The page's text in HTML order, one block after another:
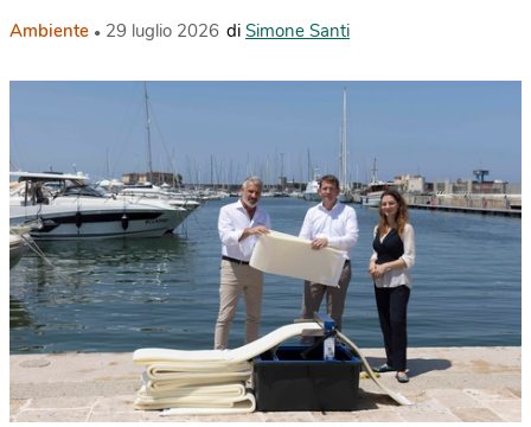
Ambiente 29 luglio 2026 di Simone Santi